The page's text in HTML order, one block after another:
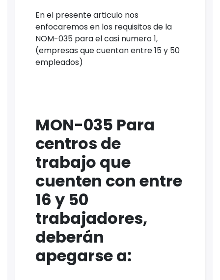
En el presente articulo nos
enfocaremos en los requisitos de la
NOM-035 para el casi numero 1,
(empresas que cuentan entre 15 y 50
empleados)
MON-035 Para
centros de
trabajo que
cuenten con entre
16 y 50
trabajadores,
deberán
apegarse a: